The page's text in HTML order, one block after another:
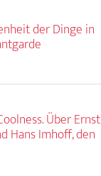
der Dinge in
Über Ernst
Hans Imhoff, den